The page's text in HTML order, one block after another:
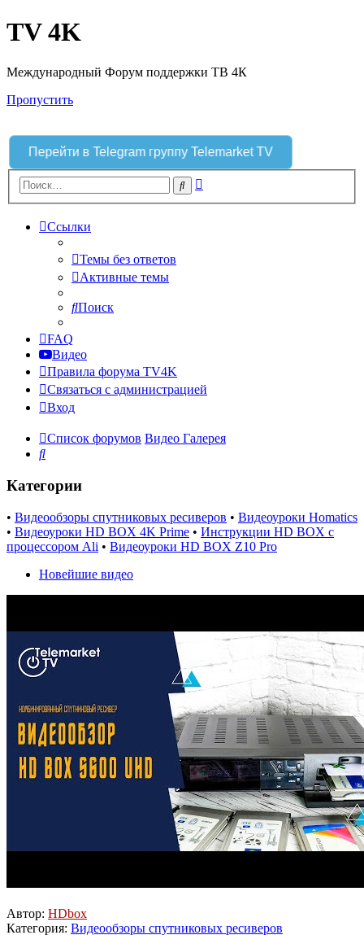
TV 4K
Международный Форум поддержки ТВ 4К
Пропустить
Перейти в Telegram группу Telemarket TV
Поиск
Ссылки
Темы без ответов
Активные темы
Поиск
FAQ
Видео
Правила форума TV4K
Связаться с администрацией
Вход
Список форумов Видео Галерея
Поиск
Категории
• Видеообзоры спутниковых ресиверов • Видеоуроки Homatics
• Видеоуроки HD BOX 4K Prime • Инструкции HD BOX с
процессором Ali • Видеоуроки HD BOX Z10 Pro
Новейшие видео
Автор: HDbox
Категория: Видеообзоры спутниковых ресиверов